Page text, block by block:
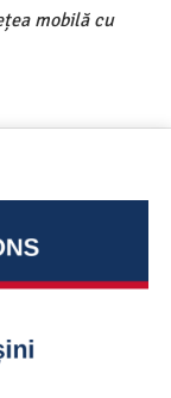
mobilă cu
spalat vase